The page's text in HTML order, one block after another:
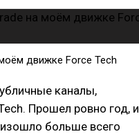
движке Force Tech
каналы,
Прошел ровно год, и
больше всего